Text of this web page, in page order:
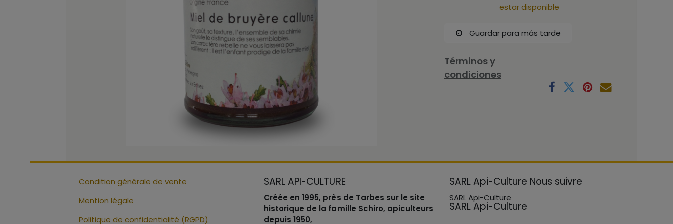
estar disponible
Guardar para más tarde
Términos y
condiciones
Condition générale de vente
Mention légale
Politique de confidentialité (RGPD)
SARL API-CULTURE
Créée en 1995, près de Tarbes sur le site
historique de la famille Schiro, apiculteurs
depuis 1950,
SARL Api-Culture Nous suivre
SARL Api-Culture
SARL Api-Culture